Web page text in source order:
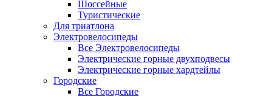
Шоссейные
Туристические
Для триатлона
Электровелосипеды
Все Электровелосипеды
Электрические горные двухподвесы
Электрические горные хардтейлы
Городские
Все Городские